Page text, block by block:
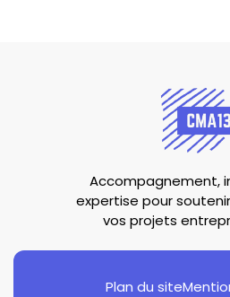
Accompagnement,
expertise pour
vos projets
Plan du site